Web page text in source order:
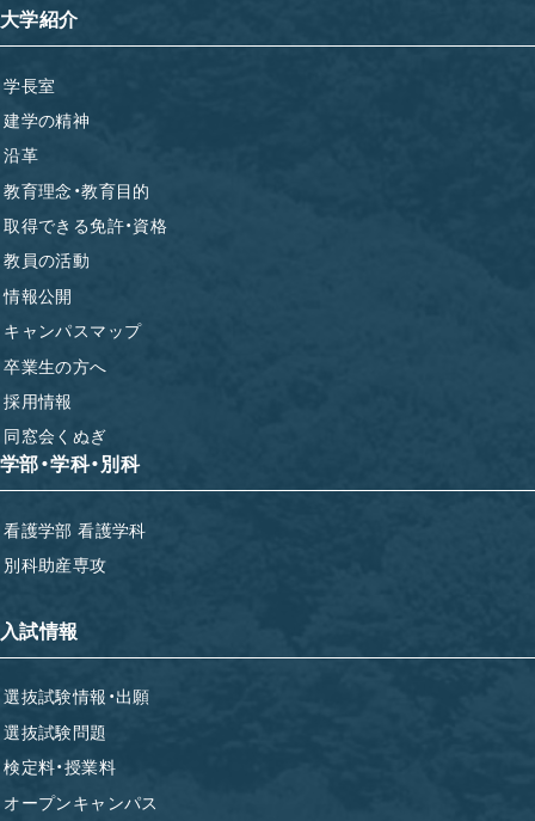
大学紹介
学長室
建学の精神
沿革
教育理念・教育目的
取得できる免許・資格
教員の活動
情報公開
キャンパスマップ
卒業生の方へ
採用情報
同窓会くぬぎ
学部・学科・別科
看護学部 看護学科
別科助産専攻
入試情報
選抜試験情報・出願
選抜試験問題
検定料・授業料
オープンキャンパス